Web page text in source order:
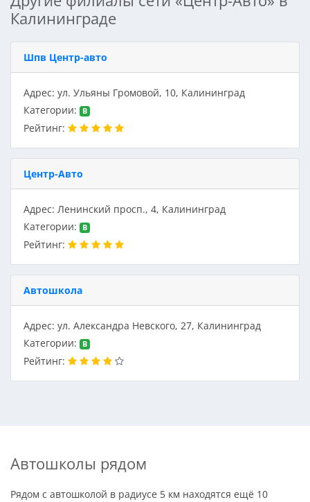
Калининграде
Шпв Центр-авто
Адрес: ул. Ульяны Громовой, 10, Калининград
Категории:
B
Рейтинг:
Центр-Авто
Адрес: Ленинский просп., 4, Калининград
Категории:
B
Рейтинг:
Автошкола
Адрес: ул. Александра Невского, 27, Калининград
Категории:
B
Рейтинг:
Автошколы рядом
Рядом с автошколой в радиусе 5 км находятся ещё 10